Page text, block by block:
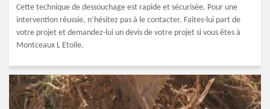
Cette technique de dessouchage est rapide et sécurisée. Pour une
intervention réussie, n’hésitez pas à le contacter. Faites-lui part de
votre projet et demandez-lui un devis de votre projet si vous êtes à
Montceaux L Etoile.